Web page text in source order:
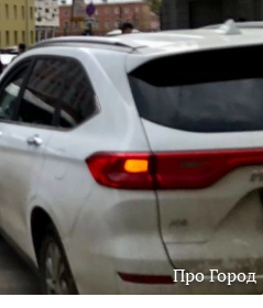
Про Город